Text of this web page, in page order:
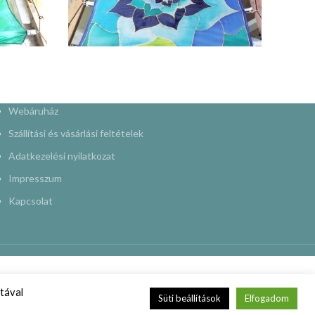
Webáruház
Szállítási és vásárlási feltételek
Adatkezelési nyilatkozat
Impresszum
Kapcsolat
Süti beállítások Elfogadom